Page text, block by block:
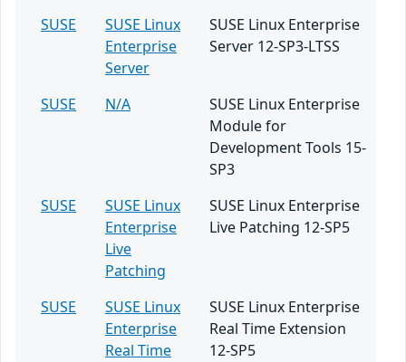
SUSE
SUSE Linux
Enterprise
Server
SUSE Linux Enterprise
Server 12-SP3-LTSS
SUSE N/A
SUSE Linux Enterprise
Module for
Development Tools 15-
SP3
SUSE
SUSE Linux
Enterprise
Live
Patching
SUSE Linux Enterprise
Live Patching 12-SP5
SUSE
SUSE Linux
Enterprise
Real Time
SUSE Linux Enterprise
Real Time Extension
12-SP5